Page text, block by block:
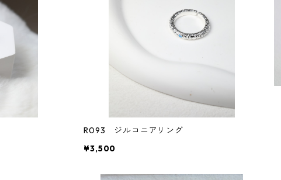
R093 ジルコニアリング
¥3,500